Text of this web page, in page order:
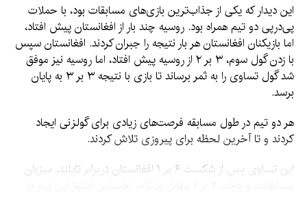
این دیدار که یکی از جذاب‌ترین بازی‌های مسابقات بود، با حملات
پی‌درپی دو تیم همراه بود. روسیه چند بار از افغانستان پیش افتاد،
اما بازیکنان افغانستان هر بار نتیجه را جبران کردند. افغانستان سپس
با زدن گول سوم، ۳ بر ۲ از روسیه پیش افتاد، اما روسیه نیز موفق
شد گول تساوی را به ثمر برساند تا بازی با نتیجه ۳ بر ۳ به پایان
برسد.
هر دو تیم در طول مسابقه فرصت‌های زیادی برای گولزنی ایجاد
کردند و تا آخرین لحظه برای پیروزی تلاش کردند.
این تساوی پس از شکست ۶ بر ۱ افغانستان دربرابر تایلند، میزبان